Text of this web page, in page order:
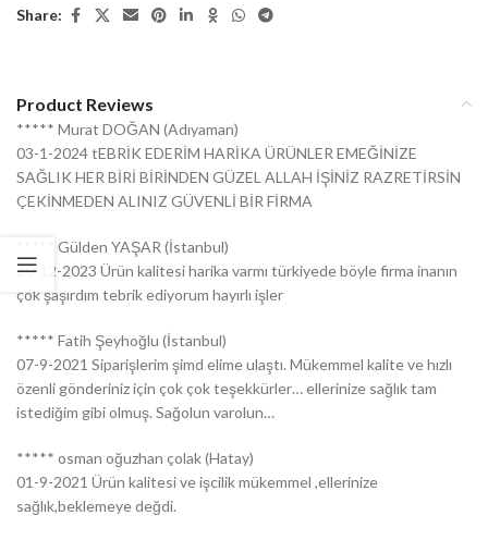
Share:
Product Reviews
***** Murat DOĞAN (Adıyaman)
03-1-2024 tEBRİK EDERİM HARİKA ÜRÜNLER EMEĞİNİZE
SAĞLIK HER BİRİ BİRİNDEN GÜZEL ALLAH İŞİNİZ RAZRETİRSİN
ÇEKİNMEDEN ALINIZ GÜVENLİ BİR FİRMA
***** Gülden YAŞAR (İstanbul)
20-12-2023 Ürün kalitesi harika varmı türkiyede böyle firma inanın
çok şaşırdım tebrik ediyorum hayırlı işler
***** Fatih Şeyhoğlu (İstanbul)
07-9-2021 Siparişlerim şimd elime ulaştı. Mükemmel kalite ve hızlı
özenli gönderiniz için çok çok teşekkürler… ellerinize sağlık tam
istediğim gibi olmuş. Sağolun varolun…
***** osman oğuzhan çolak (Hatay)
01-9-2021 Ürün kalitesi ve işcilik mükemmel ,ellerinize
sağlık,beklemeye değdi.